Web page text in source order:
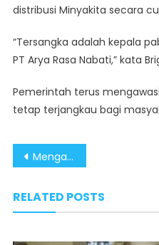
distribusi Minyakita secara
“Tersangka adalah kepala
PT Arya Rasa Nabati,” kata
Pemerintah terus
tetap terjangkau bagi
Post
Mengapresiasi Tindakan Cepat Pemerintah dalam Mengungkap Jaringan Pengoplos Minyakita
RELATED POSTS